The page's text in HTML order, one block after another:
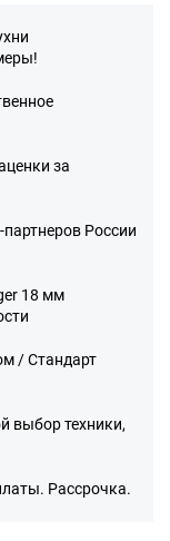
за
России
18 мм
/ Стандарт
выбор техники,
Рассрочка.